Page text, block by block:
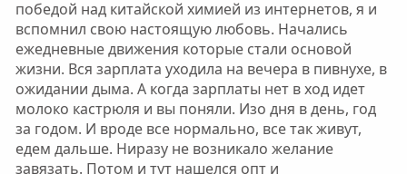
победой над китайской химией из интернетов, я и
вспомнил свою настоящую любовь. Начались
ежедневные движения которые стали основой
жизни. Вся зарплата уходила на вечера в пивнухе, в
ожидании дыма. А когда зарплаты нет в ход идет
молоко кастрюля и вы поняли. Изо дня в день, год
за годом. И вроде все нормально, все так живут,
едем дальше. Ниразу не возникало желание
завязать. Потом и тут нашелся опт и